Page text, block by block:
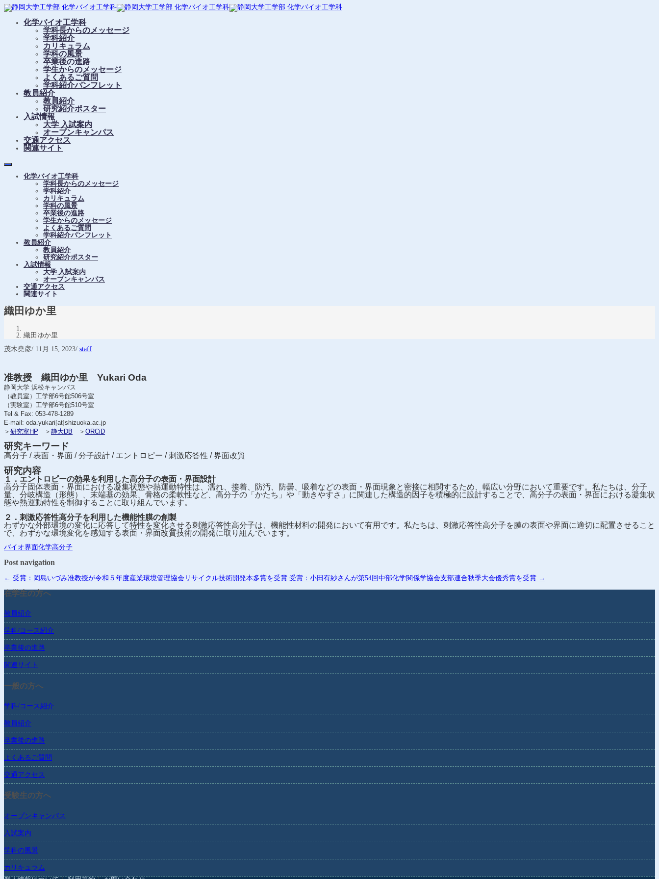
化学バイオ工学科
学科長からのメッセージ
学科紹介
カリキュラム
学科の風景
卒業後の進路
学生からのメッセージ
よくあるご質問
学科紹介パンフレット
教員紹介
教員紹介
研究紹介ポスター
入試情報
大学 入試案内
オープンキャンパス
交通アクセス
関連サイト
化学バイオ工学科
学科長からのメッセージ
学科紹介
カリキュラム
学科の風景
卒業後の進路
学生からのメッセージ
よくあるご質問
学科紹介パンフレット
教員紹介
教員紹介
研究紹介ポスター
入試情報
大学 入試案内
オープンキャンパス
交通アクセス
関連サイト
織田ゆか里
織田ゆか里
茂木堯彦/ 11月 15, 2023/ staff
准教授 織田ゆか里 Yukari Oda
静岡大学 浜松キャンパス
（教員室）工学部6号館506号室
（実験室）工学部6号館510号室
Tel & Fax: 053-478-1289
E-mail: oda.yukari[at]shizuoka.ac.jp
＞ 研究室HP ＞ 静大DB ＞ ORCiD
研究キーワード
高分子 / 表面・界面 / 分子設計 / エントロピー / 刺激応答性 / 界面改質
研究内容
１．エントロピーの効果を利用した高分子の表面・界面設計
高分子固体表面・界面における凝集状態や熱運動特性は、濡れ、接着、防汚、防曇、吸着などの表面・界面現象と密接に相関するため、幅広い分野において重要です。私たちは、分子
量、分岐構造（形態）、末端基の効果、骨格の柔軟性など、高分子の「かたち」や「動きやすさ」に関連した構造的因子を積極的に設計することで、高分子の表面・界面における凝集状
態や熱運動特性を制御することに取り組んでいます。
２．刺激応答性高分子を利用した機能性膜の創製
わずかな外部環境の変化に応答して特性を変化させる刺激応答性高分子は、機能性材料の開発において有用です。私たちは、刺激応答性高分子を膜の表面や界面に適切に配置させること
で、わずかな環境変化を感知する表面・界面改質技術の開発に取り組んでいます。
バイオ界面化学高分子
Post navigation
← 受賞：岡島いづみ准教授が令和５年度産業環境管理協会リサイクル技術開発本多賞を受賞 受賞：小田有紗さんが第54回中部化学関係学協会支部連合秋季大会優秀賞を受賞 →
在学生の方へ
教員紹介
学科/コース紹介
卒業後の進路
関連サイト
一般の方へ
学科/コース紹介
教員紹介
卒業後の進路
よくあるご質問
交通アクセス
受験生の方へ
オープンキャンパス
入試案内
学科の風景
カリキュラム